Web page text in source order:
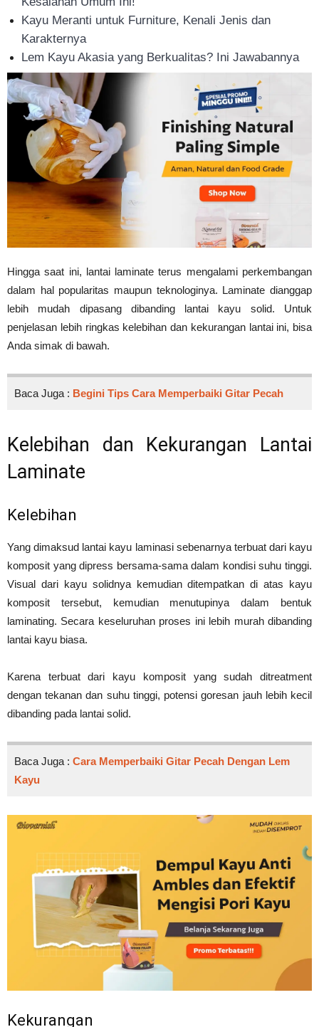
Kayu Meranti untuk Furniture, Kenali Jenis dan
Karakternya
Lem Kayu Akasia yang Berkualitas? Ini Jawabannya
Hingga saat ini, lantai laminate terus mengalami perkembangan
dalam hal popularitas maupun teknologinya. Laminate dianggap
lebih mudah dipasang dibanding lantai kayu solid. Untuk
penjelasan lebih ringkas kelebihan dan kekurangan lantai ini, bisa
Anda simak di bawah.
Baca Juga : Begini Tips Cara Memperbaiki Gitar Pecah
Kelebihan dan Kekurangan Lantai
Laminate
Kelebihan
Yang dimaksud lantai kayu laminasi sebenarnya terbuat dari kayu
komposit yang dipress bersama-sama dalam kondisi suhu tinggi.
Visual dari kayu solidnya kemudian ditempatkan di atas kayu
komposit tersebut, kemudian menutupinya dalam bentuk
laminating. Secara keseluruhan proses ini lebih murah dibanding
lantai kayu biasa.
Karena terbuat dari kayu komposit yang sudah ditreatment
dengan tekanan dan suhu tinggi, potensi goresan jauh lebih kecil
dibanding pada lantai solid.
Baca Juga : Cara Memperbaiki Gitar Pecah Dengan Lem
Kayu
Kekurangan